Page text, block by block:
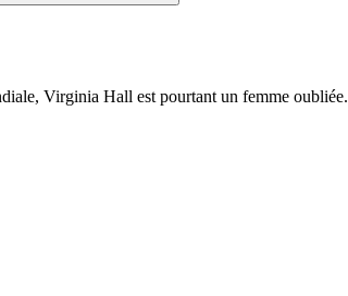
Virginia Hall est pourtant un femme oubliée.